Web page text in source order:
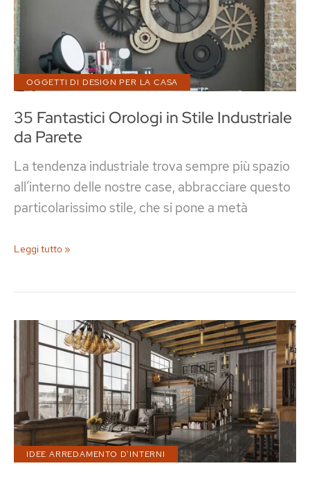
Originali
35 Fantastici Orologi in Stile Industriale
da Parete
OGGETTI DI DESIGN PER LA CASA
La tendenza industriale trova sempre più spazio
all’interno delle nostre case, abbracciare questo
particolarissimo stile, che si pone a metà
35
Orologi
Industriale
Parete
Leggi tutto »
IDEE ARREDAMENTO D'INTERNI